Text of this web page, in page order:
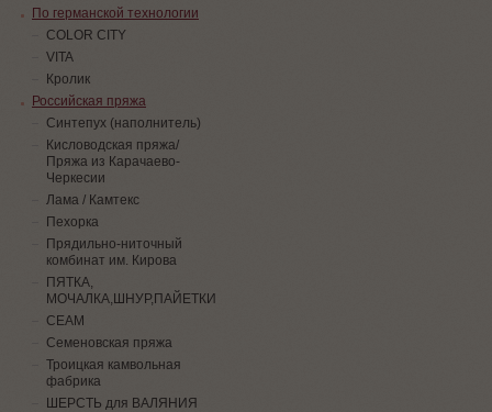
По германской технологии
COLOR CITY
VITA
Кролик
Российская пряжа
Синтепух (наполнитель)
Кисловодская пряжа/
Пряжа из Карачаево-
Черкесии
Лама / Камтекс
Пехорка
Прядильно-ниточный
комбинат им. Кирова
ПЯТКА,
МОЧАЛКА,ШНУР,ПАЙЕТКИ
СЕАМ
Семеновская пряжа
Троицкая камвольная
фабрика
ШЕРСТЬ для ВАЛЯНИЯ